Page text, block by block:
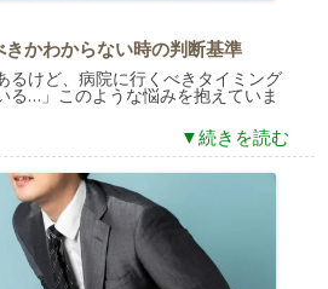
かわからない時の判断基準
るけど、病院に行くべきタイミング
る…」このような悩みを抱えていま
▼続きを読む